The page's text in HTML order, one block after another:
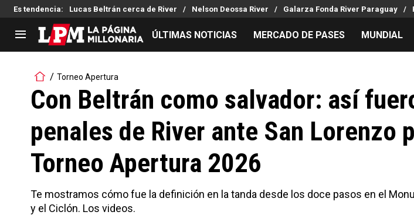
Es tendencia: Lucas Beltrán cerca de River Nelson Deossa River Galarza Fonda River Paraguay
LIGA PROFESIONAL
Noticias
Tabla de posiciones
Reserva
Copa Argentina
Selección Argentina
Mercado de Pases
Análisis tácticos
Juanfer Quintero
Chacho Coudet
Streaming
Entradas
Los goles
ÚLTIMAS NOTICIAS MERCADO DE PASES MUNDIAL
Torneo Apertura
Con Beltrán como salvador: así
penales de River ante San Lorenzo
Torneo Apertura 2026
Te mostramos cómo fue la definición en la tanda desde los doce pasos en el
y el Ciclón. Los videos.